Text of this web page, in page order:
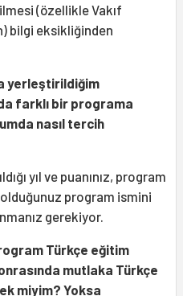
(özellikle Vakıf
bilgi eksikliğinden
yerleştirildiğim
farklı bir programa
nasıl tercih
yıl ve puanınız, program
program ismini
gerekiyor.
Türkçe eğitim
mutlaka Türkçe
miyim? Yoksa